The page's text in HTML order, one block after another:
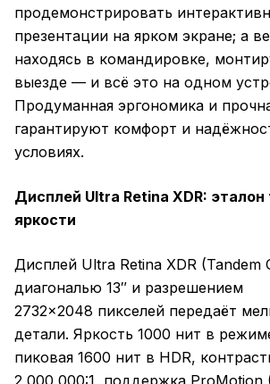
продемонстрировать
презентации на ярком экране; а
находясь в командировке,
выезде — и всё это на одном
Продуманная эргономика и
гарантируют комфорт и
условиях.
Дисплей Ultra Retina XDR: эталон
яркости
Дисплей Ultra Retina XDR (Tandem
диагональю 13″ и разрешением
2732×2048 пикселей передаёт
детали. Яркость 1000 нит в
пиковая 1600 нит в HDR,